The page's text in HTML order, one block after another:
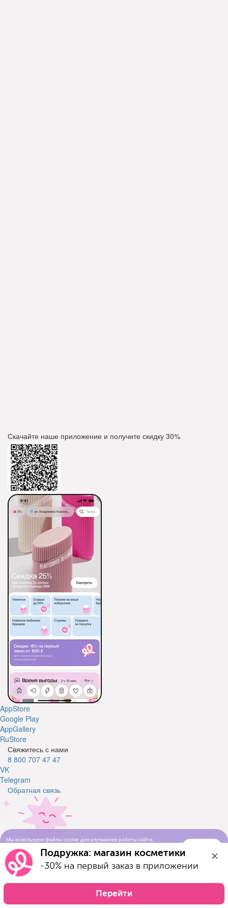
Скачайте наше приложение и получите скидку 30%
AppStore
Google Play
AppGallery
RuStore
Свяжитесь с нами
8 800 707 47 47
VK
Telegram
Обратная связь
Свяжитесь с нами
Оставьте свой телефон и мы вам перезвоним
Телефон
Отправить заявку
Я ознакомился(-ась) с условиями Договора-оферты и даю
Мы используем файлы cookie для улучшения работы сайта.
использования cookie-файловПодружка: магазин косметики
-30% на первый заказ в приложении
Перейти